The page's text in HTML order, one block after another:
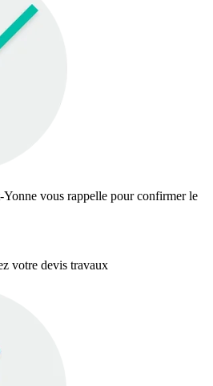
vous rappelle pour confirmer le
votre devis travaux